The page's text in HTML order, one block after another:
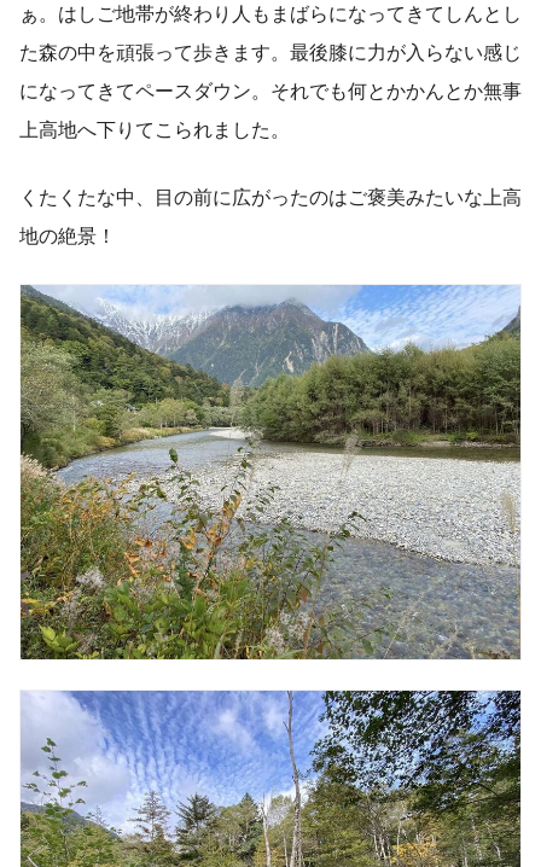
ぁ。はしご地帯が終わり人もまばらになってきてしんとし
た森の中を頑張って歩きます。最後膝に力が入らない感じ
になってきてペースダウン。それでも何とかかんとか無事
上高地へ下りてこられました。
くたくたな中、目の前に広がったのはご褒美みたいな上高
地の絶景！